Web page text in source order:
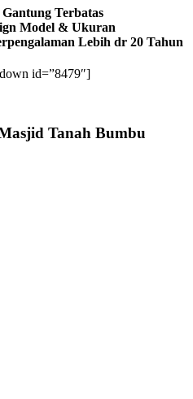
Terbatas
Model & Ukuran
Lebih dr 20 Tahun
id=”8479″]
Tanah Bumbu